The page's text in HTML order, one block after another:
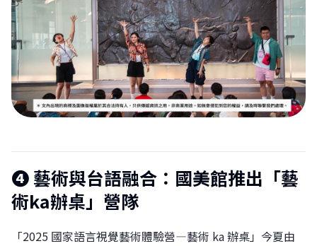
❹藝術與台語融合：國美館推出「藝
術ka辦桌」營隊
「2025 國家語言視覺藝術體驗營—藝術 ka 辦桌」今夏由